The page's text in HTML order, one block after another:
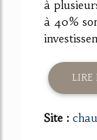
à
à 40%
LIRE
Site :